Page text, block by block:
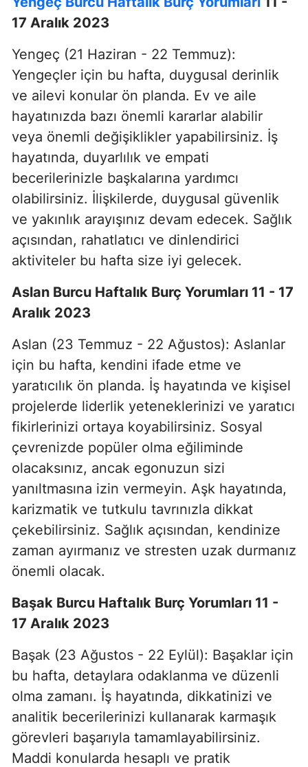
17 Aralık 2023
Yengeç (21 Haziran - 22 Temmuz):
Yengeçler için bu hafta, duygusal derinlik
ve ailevi konular ön planda. Ev ve aile
hayatınızda bazı önemli kararlar alabilir
veya önemli değişiklikler yapabilirsiniz. İş
hayatında, duyarlılık ve empati
becerilerinizle başkalarına yardımcı
olabilirsiniz. İlişkilerde, duygusal güvenlik
ve yakınlık arayışınız devam edecek. Sağlık
açısından, rahatlatıcı ve dinlendirici
aktiviteler bu hafta size iyi gelecek.
Aslan Burcu Haftalık Burç Yorumları 11 - 17
Aralık 2023
Aslan (23 Temmuz - 22 Ağustos): Aslanlar
için bu hafta, kendini ifade etme ve
yaratıcılık ön planda. İş hayatında ve kişisel
projelerde liderlik yeteneklerinizi ve yaratıcı
fikirlerinizi ortaya koyabilirsiniz. Sosyal
çevrenizde popüler olma eğiliminde
olacaksınız, ancak egonuzun sizi
yanıltmasına izin vermeyin. Aşk hayatında,
karizmatik ve tutkulu tavrınızla dikkat
çekebilirsiniz. Sağlık açısından, kendinize
zaman ayırmanız ve stresten uzak durmanız
önemli olacak.
Başak Burcu Haftalık Burç Yorumları 11 -
17 Aralık 2023
Başak (23 Ağustos - 22 Eylül): Başaklar için
bu hafta, detaylara odaklanma ve düzenli
olma zamanı. İş hayatında, dikkatinizi ve
analitik becerilerinizi kullanarak karmaşık
görevleri başarıyla tamamlayabilirsiniz.
Maddi konularda hesaplı ve pratik